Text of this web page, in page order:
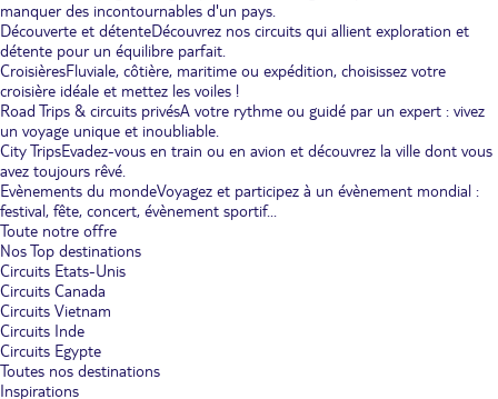
manquer des incontournables d'un pays.
Découverte et détenteDécouvrez nos circuits qui allient exploration et
détente pour un équilibre parfait.
CroisièresFluviale, côtière, maritime ou expédition, choisissez votre
croisière idéale et mettez les voiles !
Road Trips & circuits privésA votre rythme ou guidé par un expert : vivez
un voyage unique et inoubliable.
City TripsEvadez-vous en train ou en avion et découvrez la ville dont vous
avez toujours rêvé.
Evènements du mondeVoyagez et participez à un évènement mondial :
festival, fête, concert, évènement sportif...
Toute notre offre
Nos Top destinations
Circuits Etats-Unis
Circuits Canada
Circuits Vietnam
Circuits Inde
Circuits Egypte
Toutes nos destinations
Inspirations